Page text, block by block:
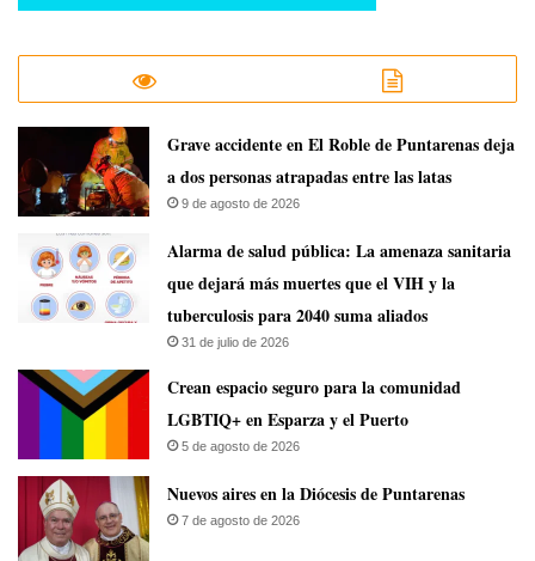
Grave accidente en El Roble de Puntarenas deja
a dos personas atrapadas entre las latas
9 de agosto de 2026
​Alarma de salud pública: La amenaza sanitaria
que dejará más muertes que el VIH y la
tuberculosis para 2040 suma aliados
31 de julio de 2026
Crean espacio seguro para la comunidad
LGBTIQ+ en Esparza y el Puerto
5 de agosto de 2026
​Nuevos aires en la Diócesis de Puntarenas
7 de agosto de 2026